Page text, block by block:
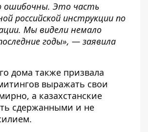
ошибочны. Это часть
российской инструкции по
Мы видели немало
годы», — заявила
дома также призвала
выражать свои
а казахстанские
сдержанными и не